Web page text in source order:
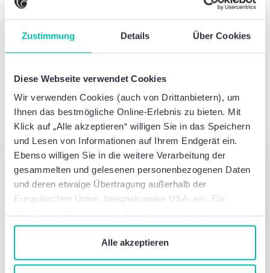
Zustimmung Details Über Cookies
Diese Webseite verwendet Cookies
Wir verwenden Cookies (auch von Drittanbietern), um
Ihnen das bestmögliche Online-Erlebnis zu bieten. Mit
Klick auf „Alle akzeptieren“ willigen Sie in das Speichern
und Lesen von Informationen auf Ihrem Endgerät ein.
Ebenso willigen Sie in die weitere Verarbeitung der
gesammelten und gelesenen personenbezogenen Daten
und deren etwaige Übertragung außerhalb der
Europäischen Union, beispielsweise USA, ein. Für
Verwaltung von Cookies klicken Sie auf „Details“. Mit
dem Klick auf „Cookies verbieten“ lehnen Sie die
Verwendung von zustimmungspflichtigen Cookies ab. Sie
Alle akzeptieren
Diesen Beitrag teilen:
Autor dieses Artikels
Alexandra Sausmekat
Was können wir für Sie tun?
Sprechen Sie mit uns – einfach unverbindlich
Jetzt Kontakt aufnehmen